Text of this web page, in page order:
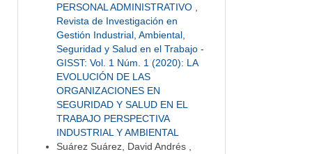
PERSONAL ADMINISTRATIVO ,
Revista de Investigación en
Gestión Industrial, Ambiental,
Seguridad y Salud en el Trabajo -
GISST: Vol. 1 Núm. 1 (2020): LA
EVOLUCIÓN DE LAS
ORGANIZACIONES EN
SEGURIDAD Y SALUD EN EL
TRABAJO PERSPECTIVA
INDUSTRIAL Y AMBIENTAL
Suárez Suárez, David Andrés ,